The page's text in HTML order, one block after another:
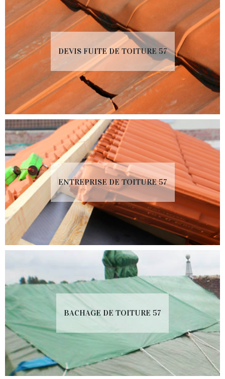
DEVIS FUITE DE TOITURE 57
ENTREPRISE DE TOITURE 57
BACHAGE DE TOITURE 57